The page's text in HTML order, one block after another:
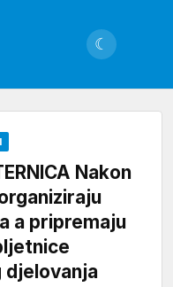
☾
Nakon
a pripremaju
djelovanja